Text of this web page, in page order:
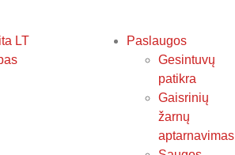
Paslaugos
Gesintuvų
patikra
Gaisrinių
žarnų
aptarnavimas